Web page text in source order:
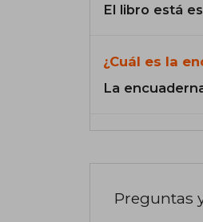
El libro está
¿Cuál es la
La
Preguntas